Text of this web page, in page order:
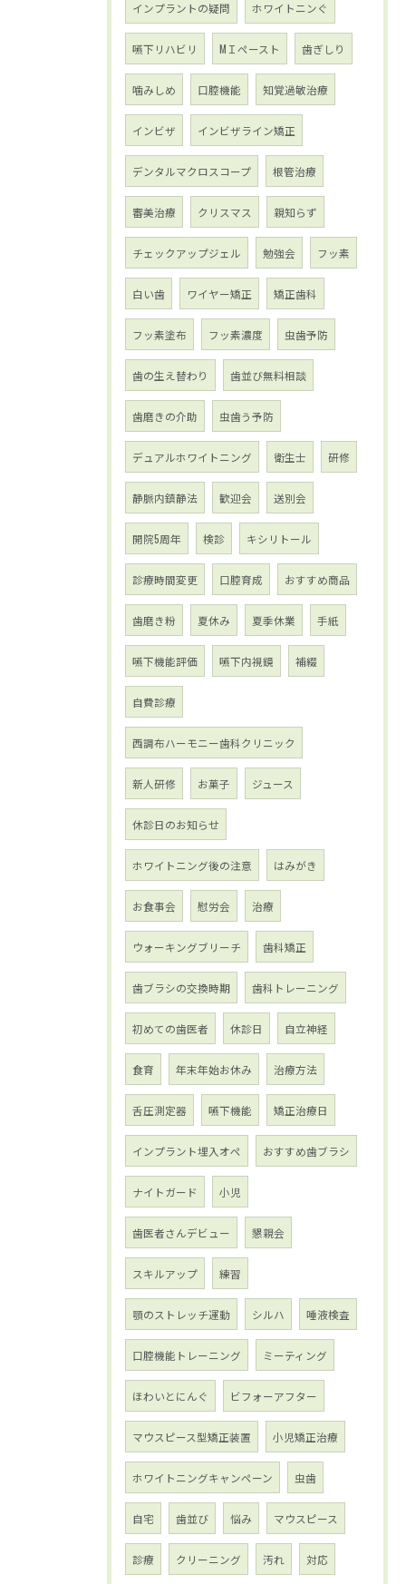
インプラントの疑問 ホワイトニンぐ
嚥下リハビリ МＩペースト 歯ぎしり
噛みしめ 口腔機能 知覚過敏治療
インビザ インビザライン矯正
デンタルマクロスコープ 根管治療
審美治療 クリスマス 親知らず
チェックアップジェル 勉強会 フッ素
白い歯 ワイヤー矯正 矯正歯科
フッ素塗布 フッ素濃度 虫歯予防
歯の生え替わり 歯並び無料相談
歯磨きの介助 虫歯う予防
デュアルホワイトニング 衛生士 研修
静脈内鎮静法 歓迎会 送別会
開院5周年 検診 キシリトール
診療時間変更 口腔育成 おすすめ商品
歯磨き粉 夏休み 夏季休業 手紙
嚥下機能評価 嚥下内視鏡 補綴
自費診療
西調布ハーモニー歯科クリニック
新人研修 お菓子 ジュース
休診日のお知らせ
ホワイトニング後の注意 はみがき
お食事会 慰労会 治療
ウォーキングブリーチ 歯科矯正
歯ブラシの交換時期 歯科トレーニング
初めての歯医者 休診日 自立神経
食育 年末年始お休み 治療方法
舌圧測定器 嚥下機能 矯正治療日
インプラント埋入オペ おすすめ歯ブラシ
ナイトガード 小児
歯医者さんデビュー 懇親会
スキルアップ 練習
顎のストレッチ運動 シルハ 唾液検査
口腔機能トレーニング ミーティング
ほわいとにんぐ ビフォーアフター
マウスピース型矯正装置 小児矯正治療
ホワイトニングキャンペーン 虫歯
自宅 歯並び 悩み マウスピース
診療 クリーニング 汚れ 対応